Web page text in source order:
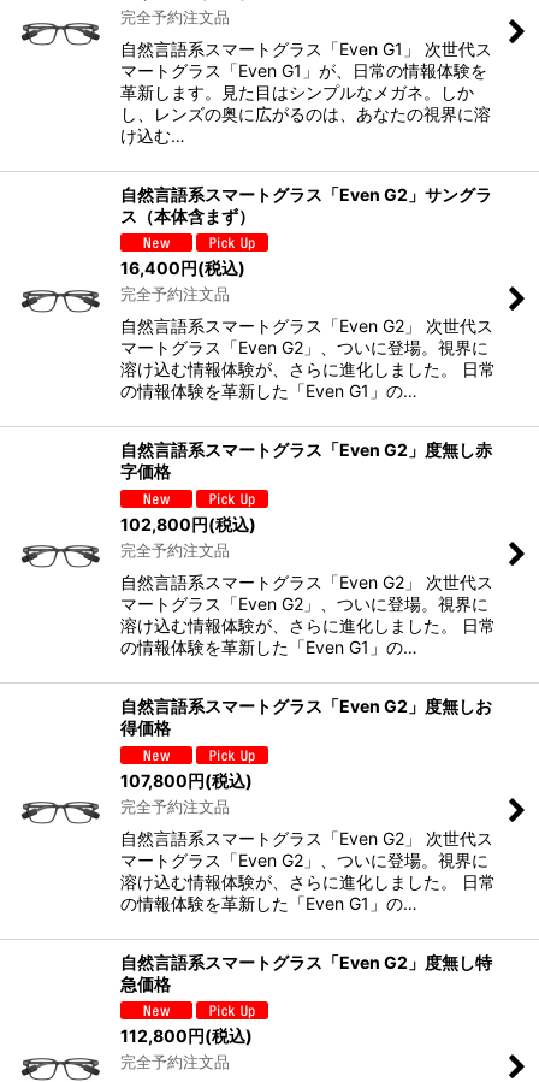
完全予約注文品
自然言語系スマートグラス「Even G1」 次世代ス
マートグラス「Even G1」が、日常の情報体験を
革新します。見た目はシンプルなメガネ。しか
し、レンズの奥に広がるのは、あなたの視界に溶
け込む…
自然言語系スマートグラス「Even G2」サングラ
ス（本体含まず）
16,400円(税込)
完全予約注文品
自然言語系スマートグラス「Even G2」 次世代ス
マートグラス「Even G2」、ついに登場。視界に
溶け込む情報体験が、さらに進化しました。 日常
の情報体験を革新した「Even G1」の…
自然言語系スマートグラス「Even G2」度無し赤
字価格
102,800円(税込)
完全予約注文品
自然言語系スマートグラス「Even G2」 次世代ス
マートグラス「Even G2」、ついに登場。視界に
溶け込む情報体験が、さらに進化しました。 日常
の情報体験を革新した「Even G1」の…
自然言語系スマートグラス「Even G2」度無しお
得価格
107,800円(税込)
完全予約注文品
自然言語系スマートグラス「Even G2」 次世代ス
マートグラス「Even G2」、ついに登場。視界に
溶け込む情報体験が、さらに進化しました。 日常
の情報体験を革新した「Even G1」の…
自然言語系スマートグラス「Even G2」度無し特
急価格
112,800円(税込)
完全予約注文品